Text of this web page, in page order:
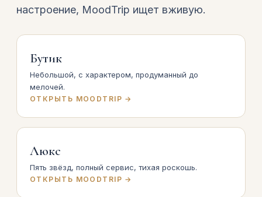
настроение, MoodTrip ищет вживую.
Бутик
Небольшой, с характером, продуманный до
мелочей.
ОТКРЫТЬ MOODTRIP →
Люкс
Пять звёзд, полный сервис, тихая роскошь.
ОТКРЫТЬ MOODTRIP →